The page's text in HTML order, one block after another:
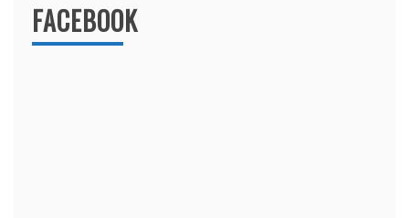
FACEBOOK